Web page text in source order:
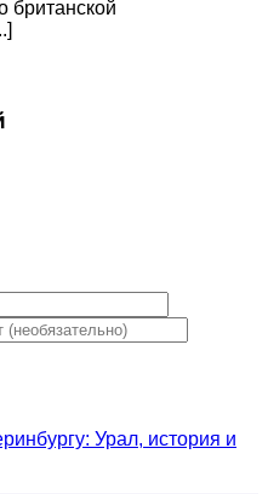
британской
Урал, история и